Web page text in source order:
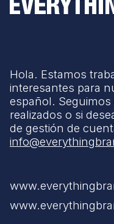
Hola. Estamos
interesantes para
español. Seguimos
realizados o si
de gestión de